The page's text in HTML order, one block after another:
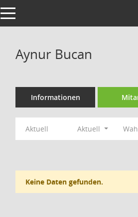
Toggle navigation
Aynur Bucan
Informationen
Aktuell Aktuell
Keine Daten gefunden.